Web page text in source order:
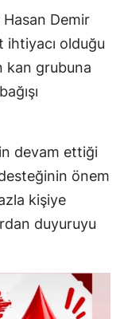
Demir
olduğu
kan grubuna
devam ettiği
önem
kişiye
duyuruyu